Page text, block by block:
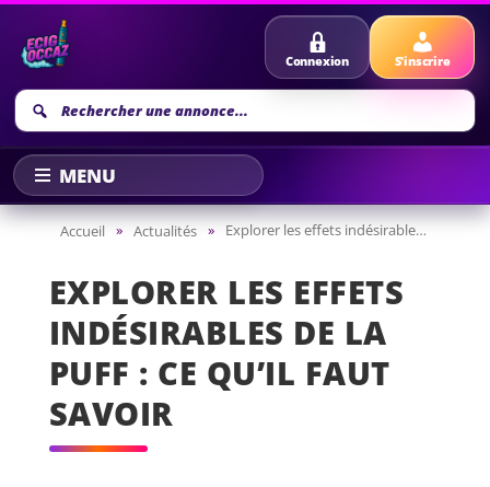
Recherche
annonce
Connexion S'inscrire
Accueil » Actualités » Explorer les effets indésirables de la Puff : Ce qu’il faut savoir
EXPLORER LES EFFETS
INDÉSIRABLES DE LA
PUFF : CE QU’IL FAUT
SAVOIR